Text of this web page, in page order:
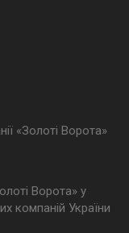
«Золоті Ворота»
Ворота» у
компаній України